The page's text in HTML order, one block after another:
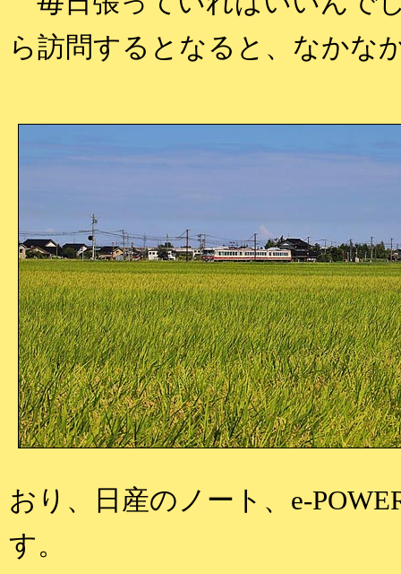
ら訪問するとなると、なかな
おり、日産のノート、e-
す。